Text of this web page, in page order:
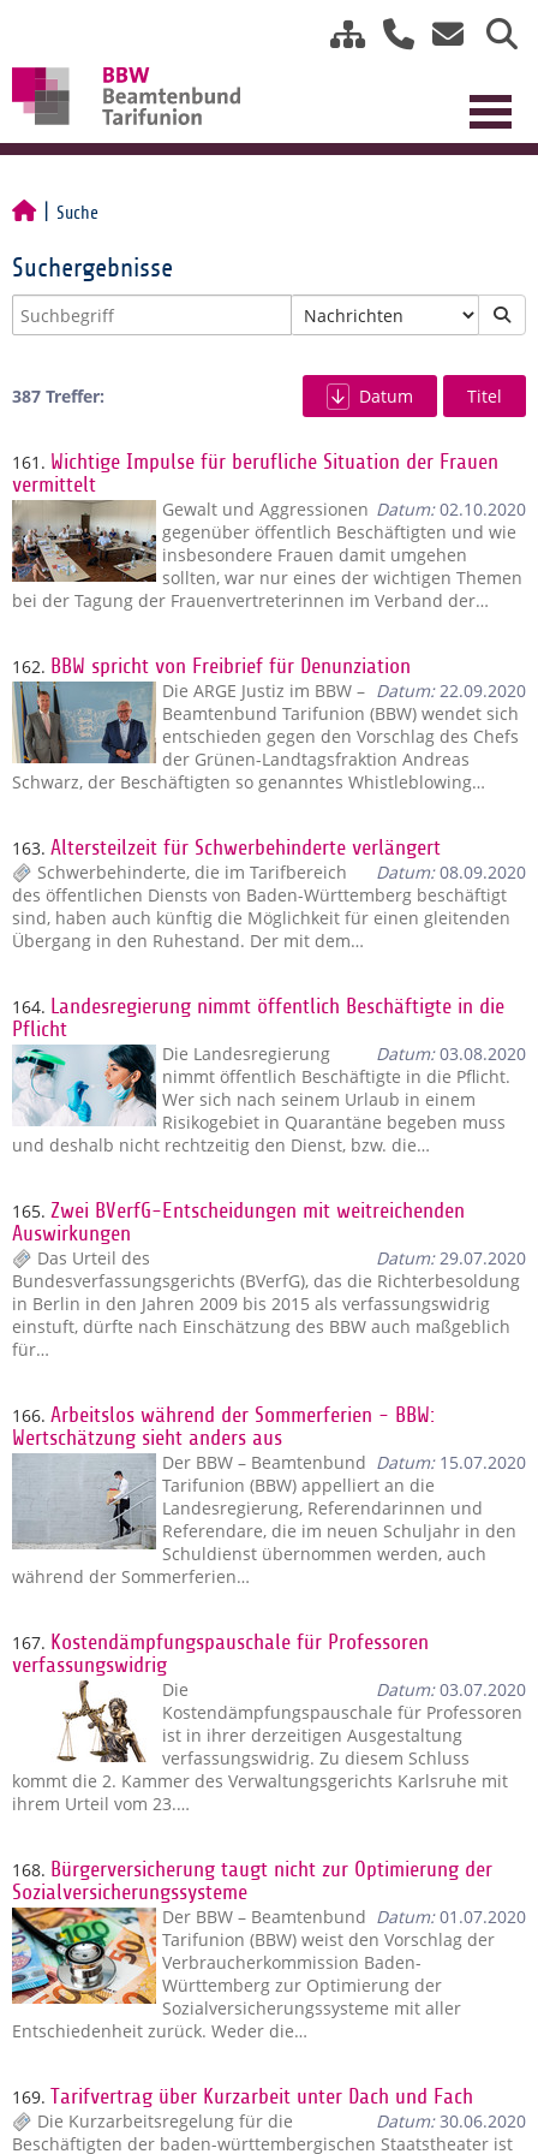
Suche
Suchergebnisse
387 Treffer: Datum Titel
161. Wichtige Impulse für berufliche Situation der Frauen
vermittelt
Datum:02.10.2020
Gewalt und Aggressionen
gegenüber öffentlich Beschäftigten und wie
insbesondere Frauen damit umgehen
sollten, war nur eines der wichtigen Themen
bei der Tagung der Frauenvertreterinnen im Verband der…
162. BBW spricht von Freibrief für Denunziation
Datum:22.09.2020
Die ARGE Justiz im BBW –
Beamtenbund Tarifunion (BBW) wendet sich
entschieden gegen den Vorschlag des Chefs
der Grünen-Landtagsfraktion Andreas
Schwarz, der Beschäftigten so genanntes Whistleblowing…
163. Altersteilzeit für Schwerbehinderte verlängert
Datum:08.09.2020
Schwerbehinderte, die im Tarifbereich
des öffentlichen Diensts von Baden-Württemberg beschäftigt
sind, haben auch künftig die Möglichkeit für einen gleitenden
Übergang in den Ruhestand. Der mit dem…
164. Landesregierung nimmt öffentlich Beschäftigte in die
Pflicht
Datum:03.08.2020
Die Landesregierung
nimmt öffentlich Beschäftigte in die Pflicht.
Wer sich nach seinem Urlaub in einem
Risikogebiet in Quarantäne begeben muss
und deshalb nicht rechtzeitig den Dienst, bzw. die…
165. Zwei BVerfG-Entscheidungen mit weitreichenden
Auswirkungen
Datum:29.07.2020
Das Urteil des
Bundesverfassungsgerichts (BVerfG), das die Richterbesoldung
in Berlin in den Jahren 2009 bis 2015 als verfassungswidrig
einstuft, dürfte nach Einschätzung des BBW auch maßgeblich
für…
166. Arbeitslos während der Sommerferien - BBW:
Wertschätzung sieht anders aus
Datum:15.07.2020
Der BBW – Beamtenbund
Tarifunion (BBW) appelliert an die
Landesregierung, Referendarinnen und
Referendare, die im neuen Schuljahr in den
Schuldienst übernommen werden, auch
während der Sommerferien…
167. Kostendämpfungspauschale für Professoren
verfassungswidrig
Datum:03.07.2020
Die
Kostendämpfungspauschale für Professoren
ist in ihrer derzeitigen Ausgestaltung
verfassungswidrig. Zu diesem Schluss
kommt die 2. Kammer des Verwaltungsgerichts Karlsruhe mit
ihrem Urteil vom 23.…
168. Bürgerversicherung taugt nicht zur Optimierung der
Sozialversicherungssysteme
Datum:01.07.2020
Der BBW – Beamtenbund
Tarifunion (BBW) weist den Vorschlag der
Verbraucherkommission Baden-
Württemberg zur Optimierung der
Sozialversicherungssysteme mit aller
Entschiedenheit zurück. Weder die…
169. Tarifvertrag über Kurzarbeit unter Dach und Fach
Datum:30.06.2020
Die Kurzarbeitsregelung für die
Beschäftigten der baden-württembergischen Staatstheater ist